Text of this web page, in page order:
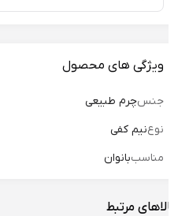
ویژگی های محصول
جنسچرم طبیعی
نیم کفی
مناسببانوان
مرتبط